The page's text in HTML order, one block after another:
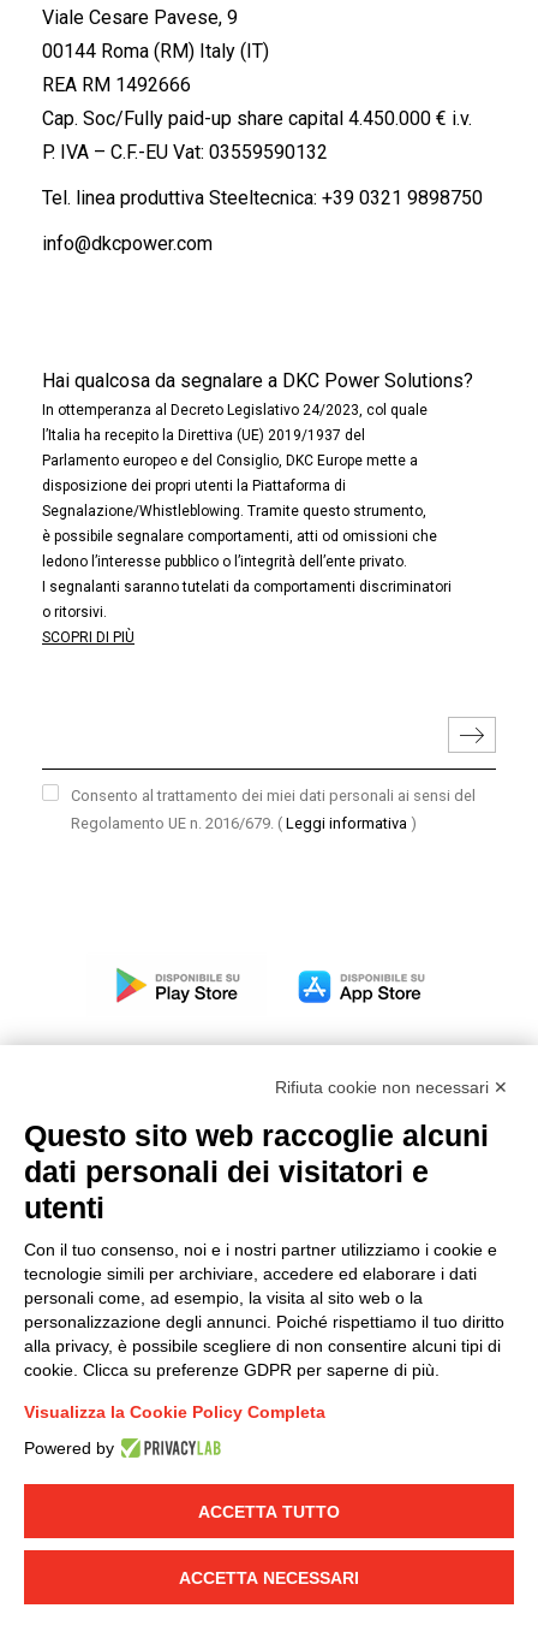
Viale Cesare Pavese, 9
00144 Roma (RM) Italy (IT)
REA RM 1492666
Cap. Soc/Fully paid-up share capital 4.450.000 € i.v.
P. IVA – C.F.-EU Vat: 03559590132
Tel. linea produttiva Steeltecnica: +39 0321 9898750
info@dkcpower.com
Hai qualcosa da segnalare a DKC Power Solutions?
In ottemperanza al Decreto Legislativo 24/2023, col quale
l’Italia ha recepito la Direttiva (UE) 2019/1937 del
Parlamento europeo e del Consiglio, DKC Europe mette a
disposizione dei propri utenti la Piattaforma di
Segnalazione/Whistleblowing. Tramite questo strumento,
è possibile segnalare comportamenti, atti od omissioni che
ledono l’interesse pubblico o l’integrità dell’ente privato.
I segnalanti saranno tutelati da comportamenti discriminatori
o ritorsivi.
SCOPRI DI PIÙ
Consento al trattamento dei miei dati personali ai sensi del
Regolamento UE n. 2016/679. ( Leggi informativa )
LINKEDIN YOUTUBE
© 2019 - DKC Europe - -
Cookie-Yourbiz
Modello organizzativo, gestione e controllo – D. lgs.
231/2001
Condizioni generali di vendita DKC Power Solutions
Condizioni generali di acquisto
Codice etico
Rifiuta cookie non necessari ✕
Questo sito web raccoglie alcuni
dati personali dei visitatori e
utenti
Con il tuo consenso, noi e i nostri partner utilizziamo i cookie e
tecnologie simili per archiviare, accedere ed elaborare i dati
personali come, ad esempio, la visita al sito web o la
personalizzazione degli annunci. Poiché rispettiamo il tuo diritto
alla privacy, è possibile scegliere di non consentire alcuni tipi di
cookie. Clicca su preferenze GDPR per saperne di più.
Visualizza la Cookie Policy Completa
Powered by
ACCETTA TUTTO
ACCETTA NECESSARI